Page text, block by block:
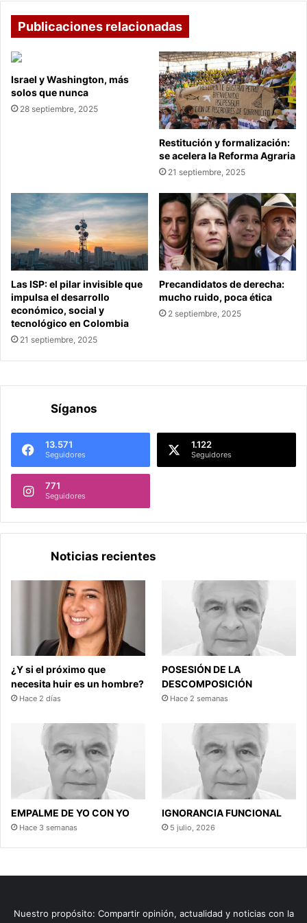
Publicaciones relacionadas
Israel y Washington, más
solos que nunca
28 septiembre, 2025
Restitución y formalización:
se acelera la Reforma Agraria
21 septiembre, 2025
Las ISP: el pilar invisible que
impulsa el desarrollo
económico, social y
tecnológico en Colombia
21 septiembre, 2025
Precandidatos de derecha:
mucho ruido, poca ética
2 septiembre, 2025
Síganos
13.571
Seguidores
1.122
Seguidores
771
Seguidores
Noticias recientes
¿Y si el próximo que
necesita huir es un hombre?
Hace 2 días
POSESIÓN DE LA
DESCOMPOSICIÓN
Hace 2 semanas
EMPALME DE YO CON YO
Hace 3 semanas
IGNORANCIA FUNCIONAL
5 julio, 2026
Nuestro propósito: Compartir opinión, actualidad y noticias con la